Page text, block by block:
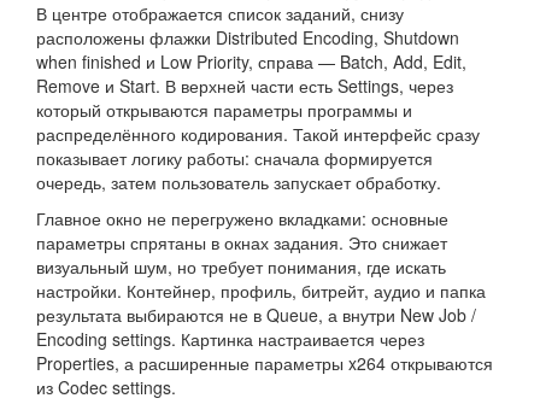
В центре отображается список заданий, снизу
расположены флажки Distributed Encoding, Shutdown
when finished и Low Priority, справа — Batch, Add, Edit,
Remove и Start. В верхней части есть Settings, через
который открываются параметры программы и
распределённого кодирования. Такой интерфейс сразу
показывает логику работы: сначала формируется
очередь, затем пользователь запускает обработку.
Главное окно не перегружено вкладками: основные
параметры спрятаны в окнах задания. Это снижает
визуальный шум, но требует понимания, где искать
настройки. Контейнер, профиль, битрейт, аудио и папка
результата выбираются не в Queue, а внутри New Job /
Encoding settings. Картинка настраивается через
Properties, а расширенные параметры x264 открываются
из Codec settings.